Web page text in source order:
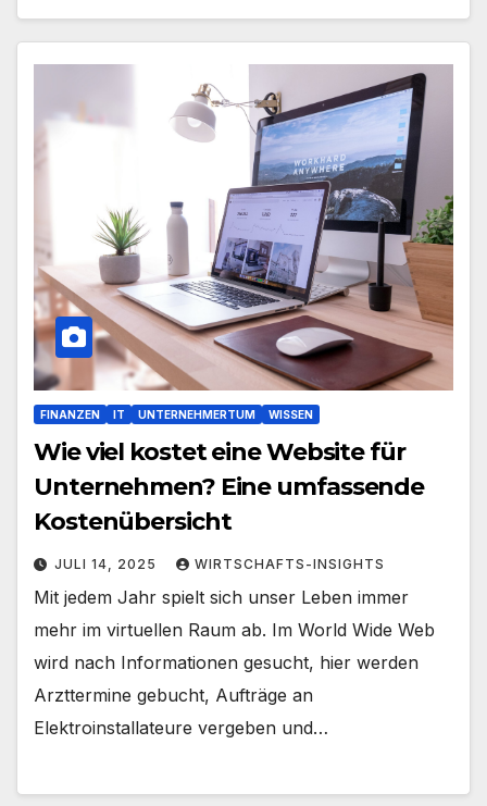
FINANZEN IT UNTERNEHMERTUM WISSEN
Wie viel kostet eine Website für
Unternehmen? Eine umfassende
Kostenübersicht
JULI 14, 2025 WIRTSCHAFTS-INSIGHTS
Mit jedem Jahr spielt sich unser Leben immer
mehr im virtuellen Raum ab. Im World Wide Web
wird nach Informationen gesucht, hier werden
Arzttermine gebucht, Aufträge an
Elektroinstallateure vergeben und…